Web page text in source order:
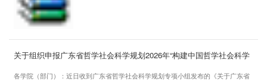
限额申报。（一）重点科研平台（详见附件1申报指南）申
报数量：广东省普通高校重点实验室、广东...
关于组织申报广东省哲学社会科学规划2026年“构建中国哲学社会科学
各学院（部门）：近日收到广东省哲学社会科学规划专项小组发布的《关于广东省